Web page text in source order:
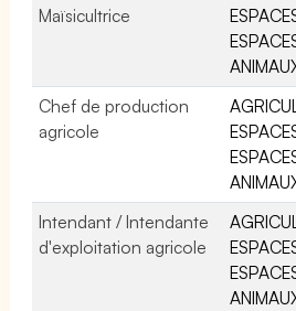
Maïsicultrice
Chef de production
agricole
Intendant / Intendante
d'exploitation agricole